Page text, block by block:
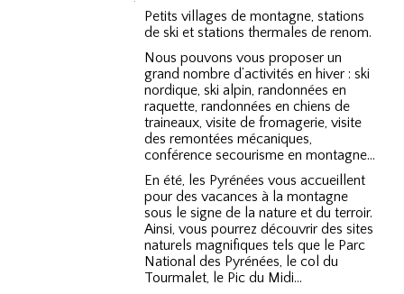
Petits villages de montagne, stations
de ski et stations thermales de renom.
Nous pouvons vous proposer un
grand nombre d’activités en hiver : ski
nordique, ski alpin, randonnées en
raquette, randonnées en chiens de
traineaux, visite de fromagerie, visite
des remontées mécaniques,
conférence secourisme en montagne…
En été, les Pyrénées vous accueillent
pour des vacances à la montagne
sous le signe de la nature et du terroir.
Ainsi, vous pourrez découvrir des sites
naturels magnifiques tels que le Parc
National des Pyrénées, le col du
Tourmalet, le Pic du Midi…